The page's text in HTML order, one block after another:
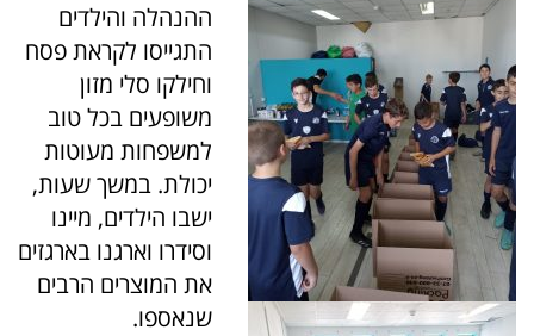
ההנהלה והילדים
התגייסו לקראת פסח
וחילקו סלי מזון
משופעים בכל טוב
למשפחות מעוטות
יכולת. במשך שעות,
ישבו הילדים, מיינו
וסידרו וארגנו בארגזים
את המוצרים הרבים
שנאספו.